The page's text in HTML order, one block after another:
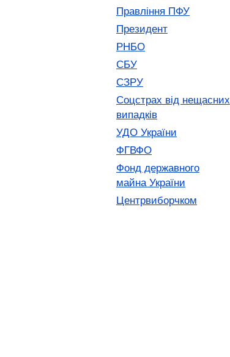
Правління ПФУ
Президент
РНБО
СБУ
СЗРУ
Соцстрах від нещасних
випадків
УДО України
ФГВФО
Фонд державного
майна України
Центрвиборчком